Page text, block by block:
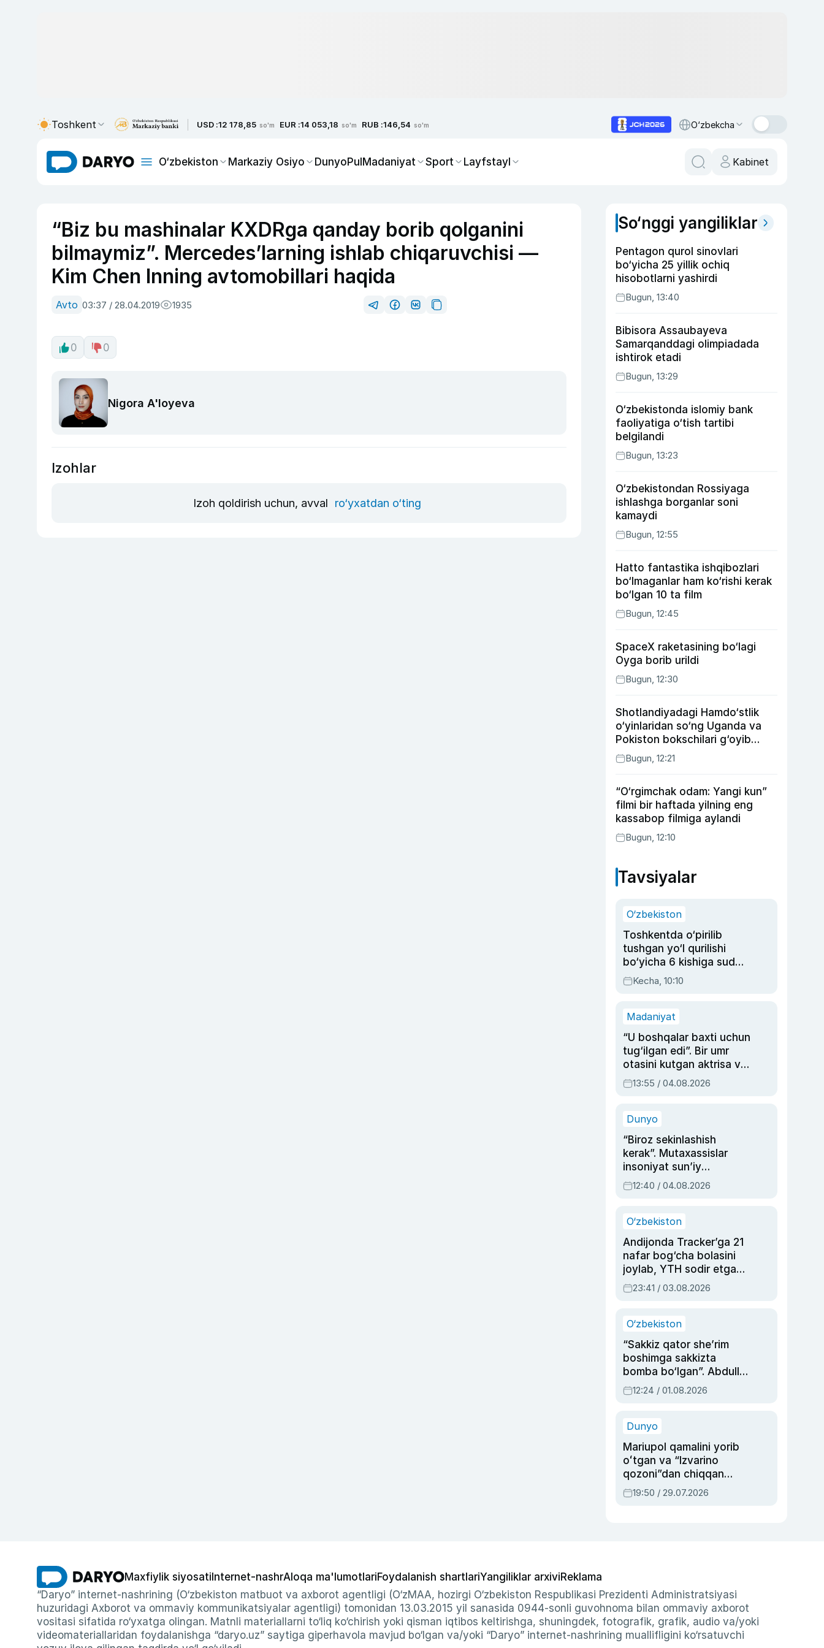
Toshkent USD :12 178,85 so'm EUR :14 053,18 so'm RUB :146,54 so'm O‘zbekcha
O‘zbekiston Markaziy Osiyo DunyoPulMadaniyat Sport Layfstayl Kabinet
“Biz bu mashinalar KXDRga qanday borib qolganini
bilmaymiz”. Mercedes’larning ishlab chiqaruvchisi —
Kim Chen Inning avtomobillari haqida
Avto 03:37 / 28.04.2019 1935
0 0
Nigora A'loyeva
Izohlar
Izoh qoldirish uchun, avval ro‘yxatdan o‘ting
So‘nggi yangiliklar
Pentagon qurol sinovlari
bo‘yicha 25 yillik ochiq
hisobotlarni yashirdi
Bugun, 13:40
Bibisora Assaubayeva
Samarqanddagi olimpiadada
ishtirok etadi
Bugun, 13:29
O‘zbekistonda islomiy bank
faoliyatiga o‘tish tartibi
belgilandi
Bugun, 13:23
O‘zbekistondan Rossiyaga
ishlashga borganlar soni
kamaydi
Bugun, 12:55
Hatto fantastika ishqibozlari
bo‘lmaganlar ham ko‘rishi kerak
bo‘lgan 10 ta film
Bugun, 12:45
SpaceX raketasining bo‘lagi
Oyga borib urildi
Bugun, 12:30
Shotlandiyadagi Hamdo‘stlik
o‘yinlaridan so‘ng Uganda va
Pokiston bokschilari g‘oyib
bo‘ldiBugun, 12:21
“O‘rgimchak odam: Yangi kun”
filmi bir haftada yilning eng
kassabop filmiga aylandi
Bugun, 12:10
Tavsiyalar
O‘zbekiston
Toshkentda o‘pirilib
tushgan yo‘l qurilishi
bo‘yicha 6 kishiga sud
hukmi o‘qildi
Kecha, 10:10
Madaniyat
“U boshqalar baxti uchun
tug‘ilgan edi”. Bir umr
otasini kutgan aktrisa va
dublyaj ustasi Rimma
Ahmedovaning
13:55 / 04.08.2026
Dunyo
“Biroz sekinlashish
kerak”. Mutaxassislar
insoniyat sun’iy
intellektni boshqara
olmay qolishidan xavotir
12:40 / 04.08.2026
O‘zbekiston
Andijonda Tracker’ga 21
nafar bog‘cha bolasini
joylab, YTH sodir etgan
ayolga sud hukmi o‘qildi
23:41 / 03.08.2026
O‘zbekiston
“Sakkiz qator she’rim
boshimga sakkizta
bomba bo‘lgan”. Abdulla
Oripovni siyosiy
ayblovlardan asrab
12:24 / 01.08.2026
Dunyo
Mariupol qamalini yorib
oʻtgan va “Izvarino
qozoni”dan chiqqan
qahramon — Ukraina
armiyasi bosh
19:50 / 29.07.2026
Maxfiylik siyosati Internet-nashrAloqa ma'lumotlariFoydalanish shartlariYangiliklar arxiviReklama
“Daryo” internet-nashrining (O‘zbekiston matbuot va axborot agentligi (O‘zMAA, hozirgi O‘zbekiston Respublikasi Prezidenti Administratsiyasi
huzuridagi Axborot va ommaviy kommunikatsiyalar agentligi) tomonidan 13.03.2015 yil sanasida 0944-sonli guvohnoma bilan ommaviy axborot
vositasi sifatida ro‘yxatga olingan. Matnli materiallarni to‘liq ko‘chirish yoki qisman iqtibos keltirishga, shuningdek, fotografik, grafik, audio va/yoki
videomateriallaridan foydalanishga “daryo.uz” saytiga giperhavola mavjud bo‘lgan va/yoki “Daryo” internet-nashrining muallifligini ko‘rsatuvchi